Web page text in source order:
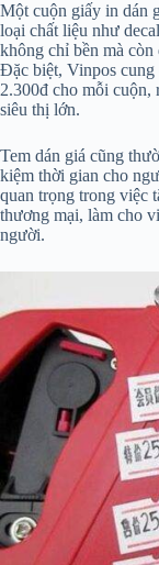
Một cuộn giấy in dán
loại chất liệu như
không chỉ bền mà còn
Đặc biệt, Vinpos cung
2.300đ cho mỗi cuộn,
siêu thị lớn.
Tem dán giá cũng
kiệm thời gian cho
quan trọng trong việc
thương mại, làm cho
người.